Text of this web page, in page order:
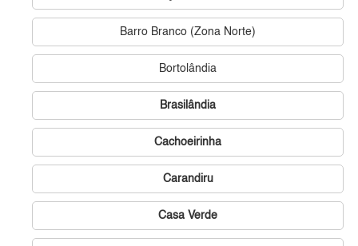
Barro Branco (Zona Norte)
Bortolândia
Brasilândia
Cachoeirinha
Carandiru
Casa Verde